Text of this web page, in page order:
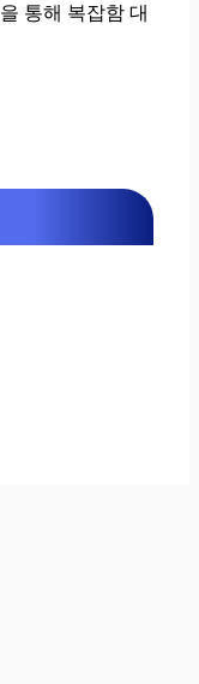
을 통해 복잡함 대